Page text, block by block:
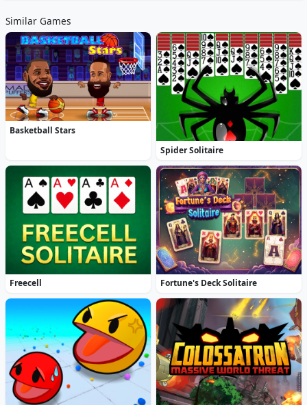
Similar Games
Basketball Stars
Spider Solitaire
Freecell Fortune's Deck Solitaire